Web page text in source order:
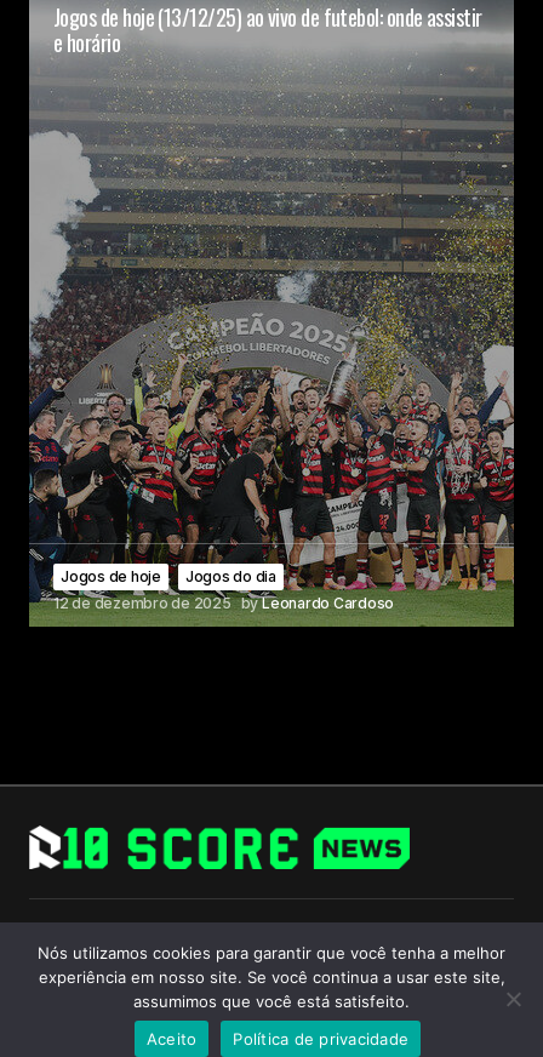
Jogos de hoje (13/12/25) ao vivo de futebol: onde assistir
e horário
Jogos de hoje
Jogos do dia
12 de dezembro de 2025 byLeonardo Cardoso
Follow Us
© 2024 R10 Score. All Rights Reserved.
Nós utilizamos cookies para garantir que você tenha a melhor
experiência em nosso site. Se você continua a usar este site,
assumimos que você está satisfeito.
Aceito
Política de privacidade